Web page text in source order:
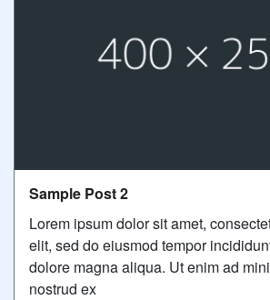
Sample Post 2
Lorem ipsum dolor sit amet,
elit, sed do eiusmod tempor
dolore magna aliqua. Ut enim ad
nostrud ex